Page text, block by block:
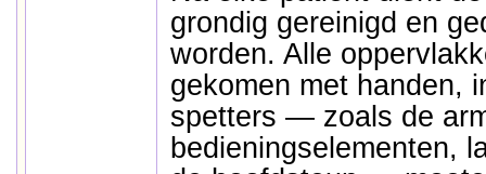
grondig gereinigd en
worden. Alle
gekomen met handen,
spetters — zoals de
bedieningselementen,